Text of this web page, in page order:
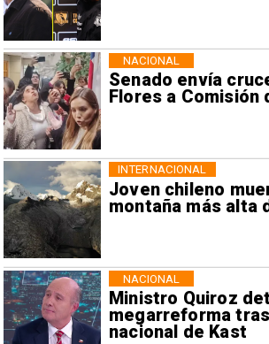
Senado envía
Flores a Comisión
NACIONAL
Joven chileno
montaña más alta
INTERNACIONAL
Ministro Quiroz
megarreforma
nacional de Kast
NACIONAL